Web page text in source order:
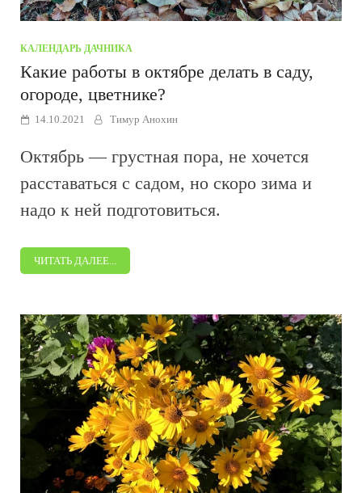
КАЛЕНДАРЬ ДАЧНИКА
Какие работы в октябре делать в саду,
огороде, цветнике?
14.10.2021 Тимур Анохин
Октябрь — грустная пора, не хочется
расставаться с садом, но скоро зима и
надо к ней подготовиться.
ЧИТАТЬ ДАЛЕЕ...